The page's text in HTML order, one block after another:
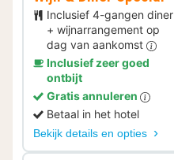
Inclusief 4-gangen diner
+ wijnarrangement op
dag van aankomst
Inclusief zeer goed
ontbijt
Gratis annuleren
Betaal in het hotel
Bekijk details en opties